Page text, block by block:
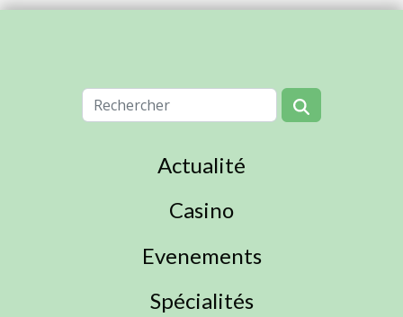
Actualité
Casino
Evenements
Spécialités